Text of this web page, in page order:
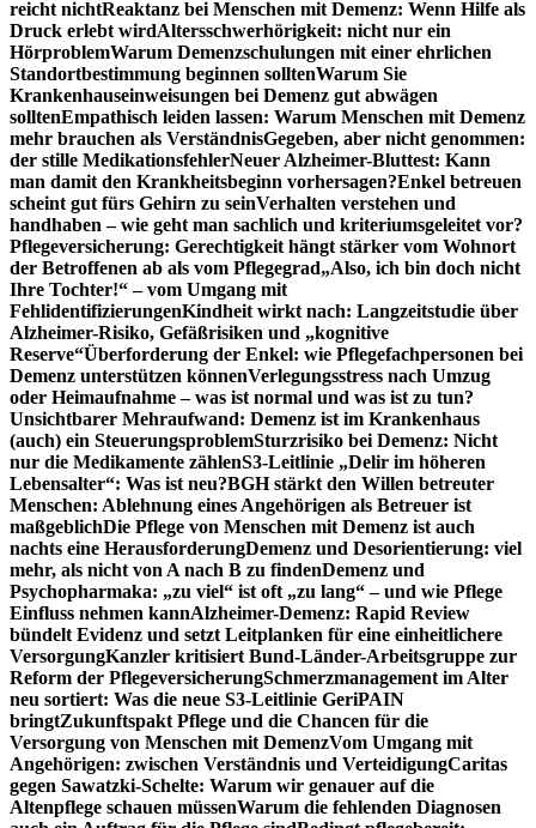
reicht nichtReaktanz bei Menschen mit Demenz: Wenn Hilfe als
Druck erlebt wirdAltersschwerhörigkeit: nicht nur ein
HörproblemWarum Demenzschulungen mit einer ehrlichen
Standortbestimmung beginnen solltenWarum Sie
Krankenhauseinweisungen bei Demenz gut abwägen
solltenEmpathisch leiden lassen: Warum Menschen mit Demenz
mehr brauchen als VerständnisGegeben, aber nicht genommen:
der stille MedikationsfehlerNeuer Alzheimer-Bluttest: Kann
man damit den Krankheitsbeginn vorhersagen?Enkel betreuen
scheint gut fürs Gehirn zu seinVerhalten verstehen und
handhaben – wie geht man sachlich und kriteriumsgeleitet vor?
Pflegeversicherung: Gerechtigkeit hängt stärker vom Wohnort
der Betroffenen ab als vom Pflegegrad„Also, ich bin doch nicht
Ihre Tochter!“ – vom Umgang mit
FehlidentifizierungenKindheit wirkt nach: Langzeitstudie über
Alzheimer-Risiko, Gefäßrisiken und „kognitive
Reserve“Überforderung der Enkel: wie Pflegefachpersonen bei
Demenz unterstützen könnenVerlegungsstress nach Umzug
oder Heimaufnahme – was ist normal und was ist zu tun?
Unsichtbarer Mehraufwand: Demenz ist im Krankenhaus
(auch) ein SteuerungsproblemSturzrisiko bei Demenz: Nicht
nur die Medikamente zählenS3-Leitlinie „Delir im höheren
Lebensalter“: Was ist neu?BGH stärkt den Willen betreuter
Menschen: Ablehnung eines Angehörigen als Betreuer ist
maßgeblichDie Pflege von Menschen mit Demenz ist auch
nachts eine HerausforderungDemenz und Desorientierung: viel
mehr, als nicht von A nach B zu findenDemenz und
Psychopharmaka: „zu viel“ ist oft „zu lang“ – und wie Pflege
Einfluss nehmen kannAlzheimer-Demenz: Rapid Review
bündelt Evidenz und setzt Leitplanken für eine einheitlichere
VersorgungKanzler kritisiert Bund-Länder-Arbeitsgruppe zur
Reform der PflegeversicherungSchmerzmanagement im Alter
neu sortiert: Was die neue S3-Leitlinie GeriPAIN
bringtZukunftspakt Pflege und die Chancen für die
Versorgung von Menschen mit DemenzVom Umgang mit
Angehörigen: zwischen Verständnis und VerteidigungCaritas
gegen Sawatzki-Schelte: Warum wir genauer auf die
Altenpflege schauen müssenWarum die fehlenden Diagnosen